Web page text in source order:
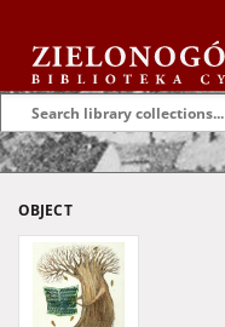
OBJECT